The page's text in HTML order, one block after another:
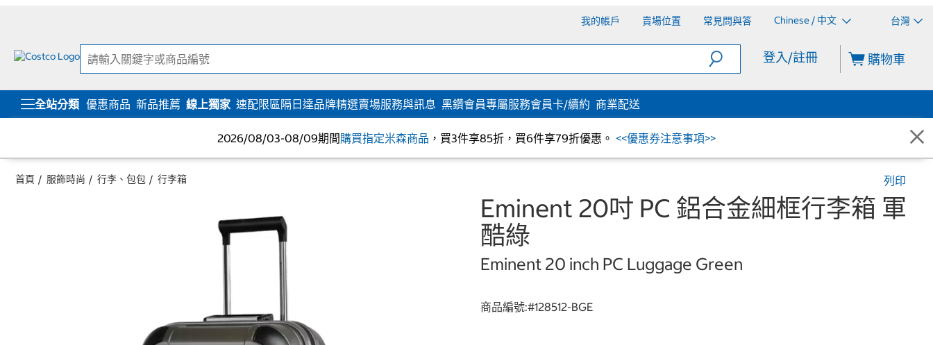
我的帳戶 賣場位置 常見問與答 Chinese / 中文 台灣
登入/註冊 購物車
全站分類 優惠商品 新品推薦 線上獨家 速配限區隔日達品牌精選賣場服務與訊息 黑鑽會員專屬服務會員卡/續約 商業配送
2026/08/03-08/09期間購買指定米森商品 ，買3件享85折，買6件享79折優惠。 <<優惠券注意事項>>
首頁 服飾時尚 行李、包包 行李箱 列印
Eminent 20吋 PC 鋁合金細框行李箱 軍
酷綠
Eminent 20 inch PC Luggage Green
商品編號:#128512-BGE